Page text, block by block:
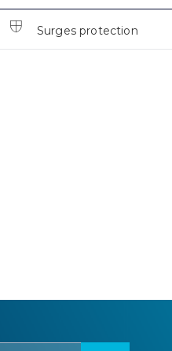
Surges protection